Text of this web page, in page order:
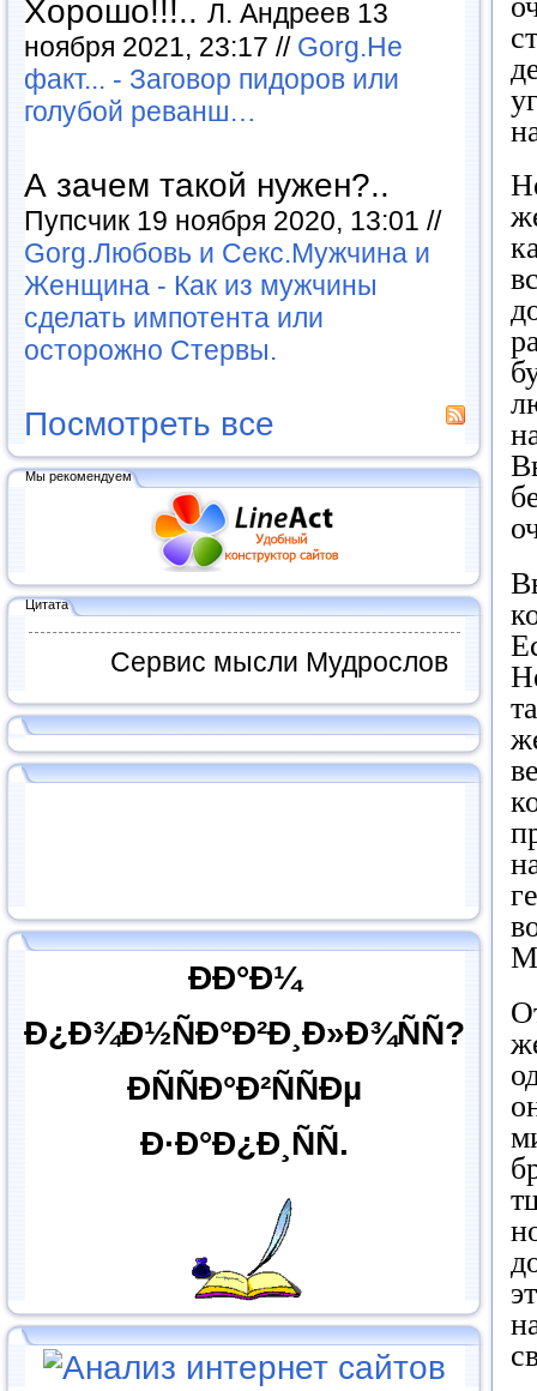
Хорошо!!!.. Л. Андреев 13
ноября 2021, 23:17 // Gorg.Не
факт... - Заговор пидоров или
голубой реванш…
А зачем такой нужен?..
Пупсчик 19 ноября 2020, 13:01 //
Gorg.Любовь и Секс.Мужчина и
Женщина - Как из мужчины
сделать импотента или
осторожно Стервы.
Посмотреть все
Мы рекомендуем
Цитата
Сервис мысли Мудрослов
ÐÐ°Ð¼
Ð¿Ð¾Ð½ÑÐ°Ð²Ð¸Ð»Ð¾ÑÑ?
ÐÑÑÐ°Ð²ÑÑÐµ
Ð·Ð°Ð¿Ð¸ÑÑ.